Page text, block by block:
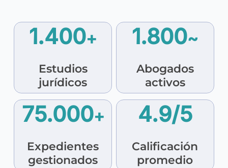
1.400+
Estudios
jurídicos
1.800~
Abogados
activos
75.000+
Expedientes
gestionados
4.9/5
Calificación
promedio